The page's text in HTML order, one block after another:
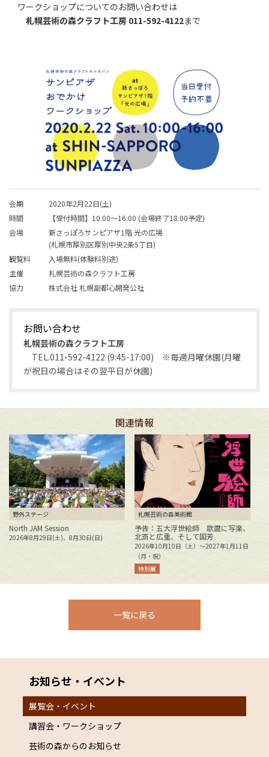
ワークショップについてのお問い合わせは
札幌芸術の森クラフト工房 011-592-4122まで
会期
2020年2月22日(土)
時間
【受付時間】10:00～16:00 (会場終了18:00予定)
会場
新さっぽろサンピアザ1階 光の広場
(札幌市厚別区厚別中央2条5丁目)
観覧料
入場無料(体験料別途)
主催
札幌芸術の森クラフト工房
協力
株式会社 札幌副都心開発公社
お問い合わせ
札幌芸術の森クラフト工房
TEL.011-592-4122 (9:45-17:00) ※毎週月曜休園(月曜
が祝日の場合はその翌平日が休園)
関連情報
野外ステージ
North JAM Session
2026年8月29日(土)、8月30日(日)
札幌芸術の森美術館
予告：五大浮世絵師 歌麿に写楽、
北斎と広重、そして国芳
2026年10月10日（土）～2027年1月11日
（月・祝）
特別展
一覧に戻る
お知らせ・イベント
展覧会・イベント
講習会・ワークショップ
芸術の森からのお知らせ